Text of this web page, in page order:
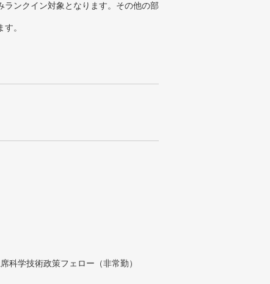
ンクイン対象となります。その他の部
。
科学技術政策フェロー（非常勤）